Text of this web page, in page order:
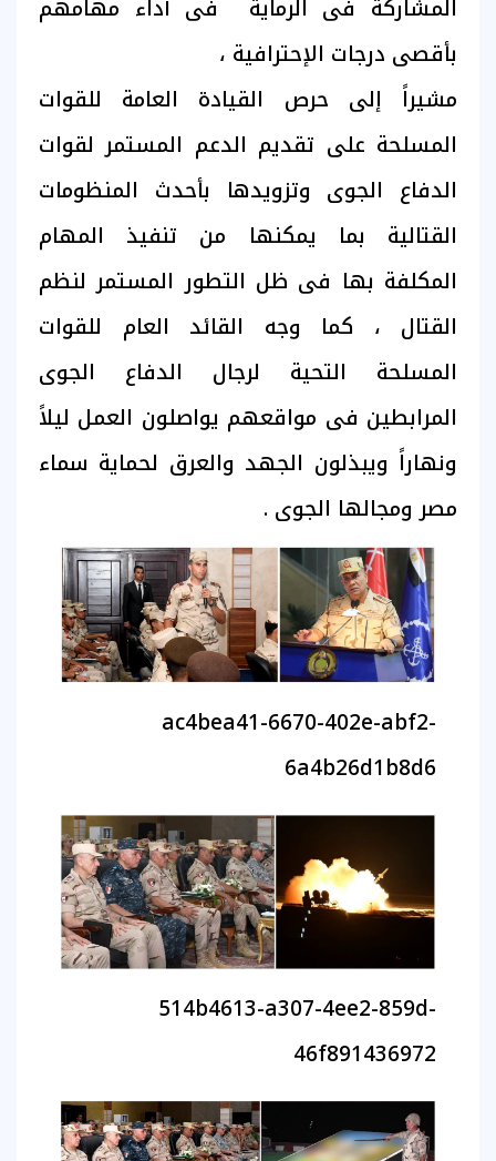
المشاركة فى الرماية فى آداء مهامهم
بأقصى درجات الإحترافية ،
مشيراً إلى حرص القيادة العامة للقوات
المسلحة على تقديم الدعم المستمر لقوات
الدفاع الجوى وتزويدها بأحدث المنظومات
القتالية بما يمكنها من تنفيذ المهام
المكلفة بها فى ظل التطور المستمر لنظم
القتال ، كما وجه القائد العام للقوات
المسلحة التحية لرجال الدفاع الجوى
المرابطين فى مواقعهم يواصلون العمل ليلاً
ونهاراً ويبذلون الجهد والعرق لحماية سماء
مصر ومجالها الجوى .
ac4bea41-6670-402e-abf2-
6a4b26d1b8d6
514b4613-a307-4ee2-859d-
46f891436972